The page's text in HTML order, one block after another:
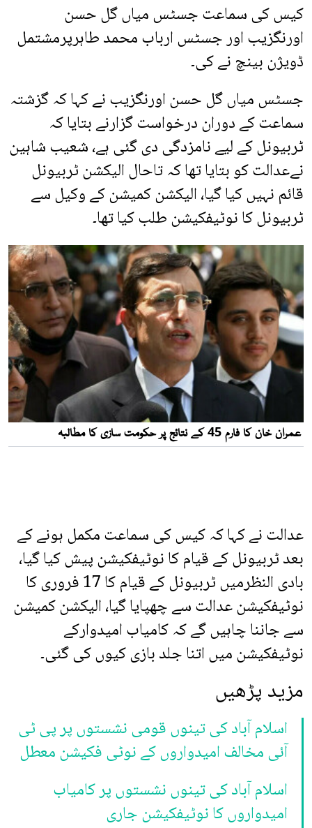
کیس کی سماعت جسٹس میاں گل حسن
اورنگزیب اور جسٹس ارباب محمد طاہرپرمشتمل
ڈویژن بینچ نے کی۔
جسٹس میاں گل حسن اورنگزیب نے کہا کہ گزشتہ
سماعت کے دوران درخواست گزارنے بتایا کہ
ٹربیونل کے لیے نامزدگی دی گئی ہے، شعیب شاہین
نےعدالت کو بتایا تھا کہ تاحال الیکشن ٹربیونل
قائم نہیں کیا گیا، الیکشن کمیشن کے وکیل سے
ٹربیونل کا نوٹیفکیشن طلب کیا تھا۔
عدالت نے کہا کہ کیس کی سماعت مکمل ہونے کے
بعد ٹربیونل کے قیام کا نوٹیفکیشن پیش کیا گیا،
بادی النظرمیں ٹربیونل کے قیام کا 17 فروری کا
نوٹیفکیشن عدالت سے چھپایا گیا، الیکشن کمیشن
سے جاننا چاہیں گے کہ کامیاب امیدوارکے
نوٹیفکیشن میں اتنا جلد بازی کیوں کی گئی۔
مزید پڑھیں
اسلام آباد کی تینوں قومی نشستوں پر پی ٹی
آئی مخالف امیدواروں کے نوٹی فکیشن معطل
اسلام آباد کی تینوں نشستوں پر کامیاب
امیدواروں کا نوٹیفکیشن جاری